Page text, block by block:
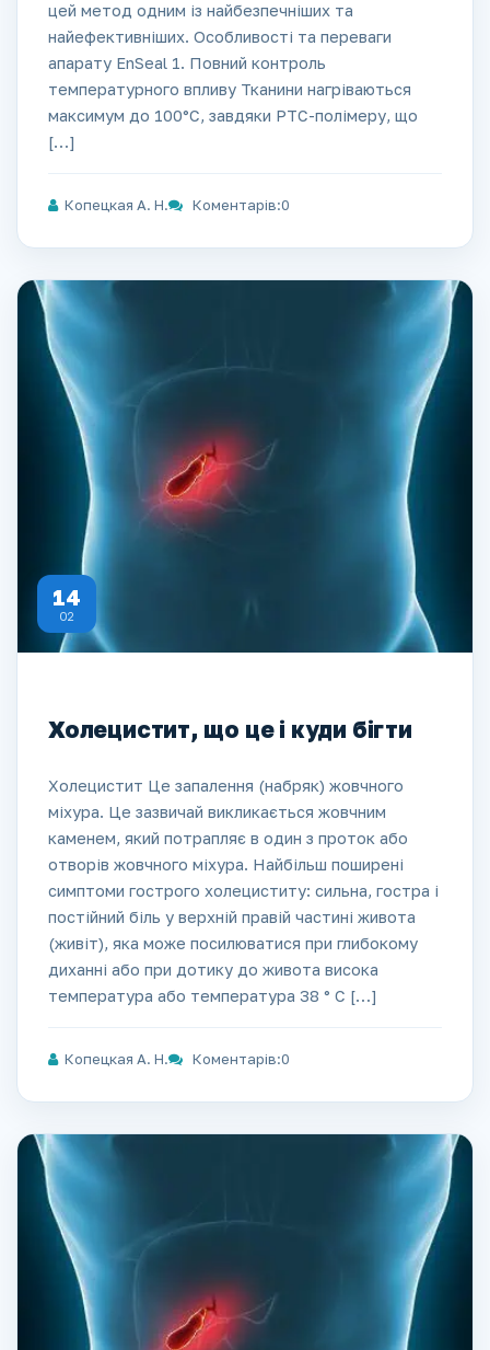
цей метод одним із найбезпечніших та
найефективніших. Особливості та переваги
апарату EnSeal 1. Повний контроль
температурного впливу Тканини нагріваються
максимум до 100°C, завдяки РТС-полімеру, що
[…]
Копецкая А. Н. Коментарів:0
14
02
Холецистит, що це і куди бігти
Холецистит Це запалення (набряк) жовчного
міхура. Це зазвичай викликається жовчним
каменем, який потрапляє в один з проток або
отворів жовчного міхура. Найбільш поширені
симптоми гострого холециститу: сильна, гостра і
постійний біль у верхній правій частині живота
(живіт), яка може посилюватися при глибокому
диханні або при дотику до живота висока
температура або температура 38 ° С […]
Копецкая А. Н. Коментарів:0